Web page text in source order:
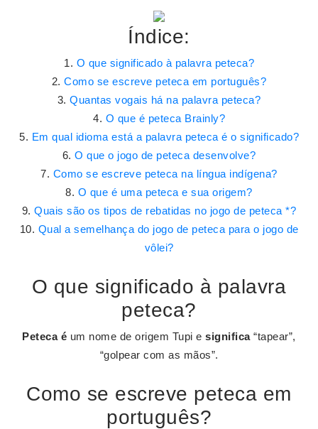
Índice:
O que significado à palavra peteca?
Como se escreve peteca em português?
Quantas vogais há na palavra peteca?
O que é peteca Brainly?
Em qual idioma está a palavra peteca é o significado?
O que o jogo de peteca desenvolve?
Como se escreve peteca na língua indígena?
O que é uma peteca e sua origem?
Quais são os tipos de rebatidas no jogo de peteca *?
Qual a semelhança do jogo de peteca para o jogo de
vôlei?
O que significado à palavra
peteca?
Peteca é um nome de origem Tupi esignifica“tapear”,
“golpear com as mãos”.
Como se escreve peteca em
português?